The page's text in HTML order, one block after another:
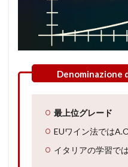
最上位グレード
EUワイン法では
イタリアの学習で